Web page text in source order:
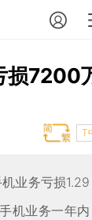
损7200
T
业务亏损1.29
机业务一年内